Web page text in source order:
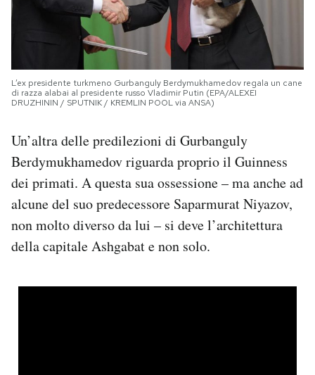
L’ex presidente turkmeno Gurbanguly Berdymukhamedov regala un cane
di razza alabai al presidente russo Vladimir Putin (EPA/ALEXEI
DRUZHININ / SPUTNIK / KREMLIN POOL via ANSA)
Un’altra delle predilezioni di Gurbanguly
Berdymukhamedov riguarda proprio il Guinness
dei primati. A questa sua ossessione – ma anche ad
alcune del suo predecessore Saparmurat Niyazov,
non molto diverso da lui – si deve l’architettura
della capitale Ashgabat e non solo.